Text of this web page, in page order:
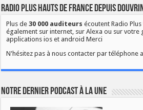
Radio Plus Hauts de France depuis Douvrin
Plus de30 000 auditeurs écoutent Radio
également sur internet, sur Alexa ou sur votre
applications ios et android Merci
N'hésitez pas à nous contacter par téléphone
Notre dernier podcast à la une